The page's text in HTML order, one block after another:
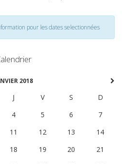
pour les dates selectionnées
2018
J V S
D
4 5 6
7
11 12 13
14
18 19 20
21